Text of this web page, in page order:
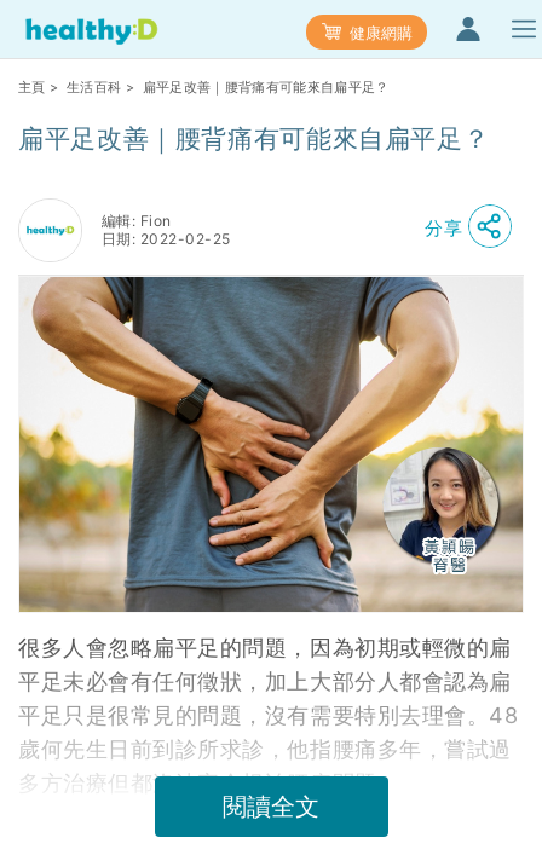
健康網購
主頁 > 生活百科 > 扁平足改善｜腰背痛有可能來自扁平足？
扁平足改善｜腰背痛有可能來自扁平足？
編輯: Fion
日期: 2022-02-25
分享
很多人會忽略扁平足的問題，因為初期或輕微的扁
平足未必會有任何徵狀，加上大部分人都會認為扁
平足只是很常見的問題，沒有需要特別去理會。48
歲何先生日前到診所求診，他指腰痛多年，嘗試過
多方治療但都沒法完全根冶腰痛問題。
閱讀全文